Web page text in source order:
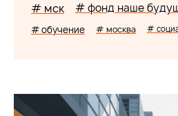
# мск # фонд наше
# обучение # москва #